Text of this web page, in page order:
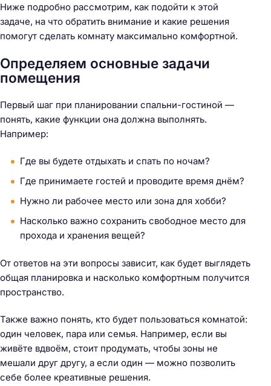
Ниже подробно рассмотрим, как подойти к этой
задаче, на что обратить внимание и какие решения
помогут сделать комнату максимально комфортной.
Определяем основные задачи
помещения
Первый шаг при планировании спальни-гостиной —
понять, какие функции она должна выполнять.
Например:
Где вы будете отдыхать и спать по ночам?
Где принимаете гостей и проводите время днём?
Нужно ли рабочее место или зона для хобби?
Насколько важно сохранить свободное место для
прохода и хранения вещей?
От ответов на эти вопросы зависит, как будет выглядеть
общая планировка и насколько комфортным получится
пространство.
Также важно понять, кто будет пользоваться комнатой:
один человек, пара или семья. Например, если вы
живёте вдвоём, стоит продумать, чтобы зоны не
мешали друг другу, а если один — можно позволить
себе более креативные решения.